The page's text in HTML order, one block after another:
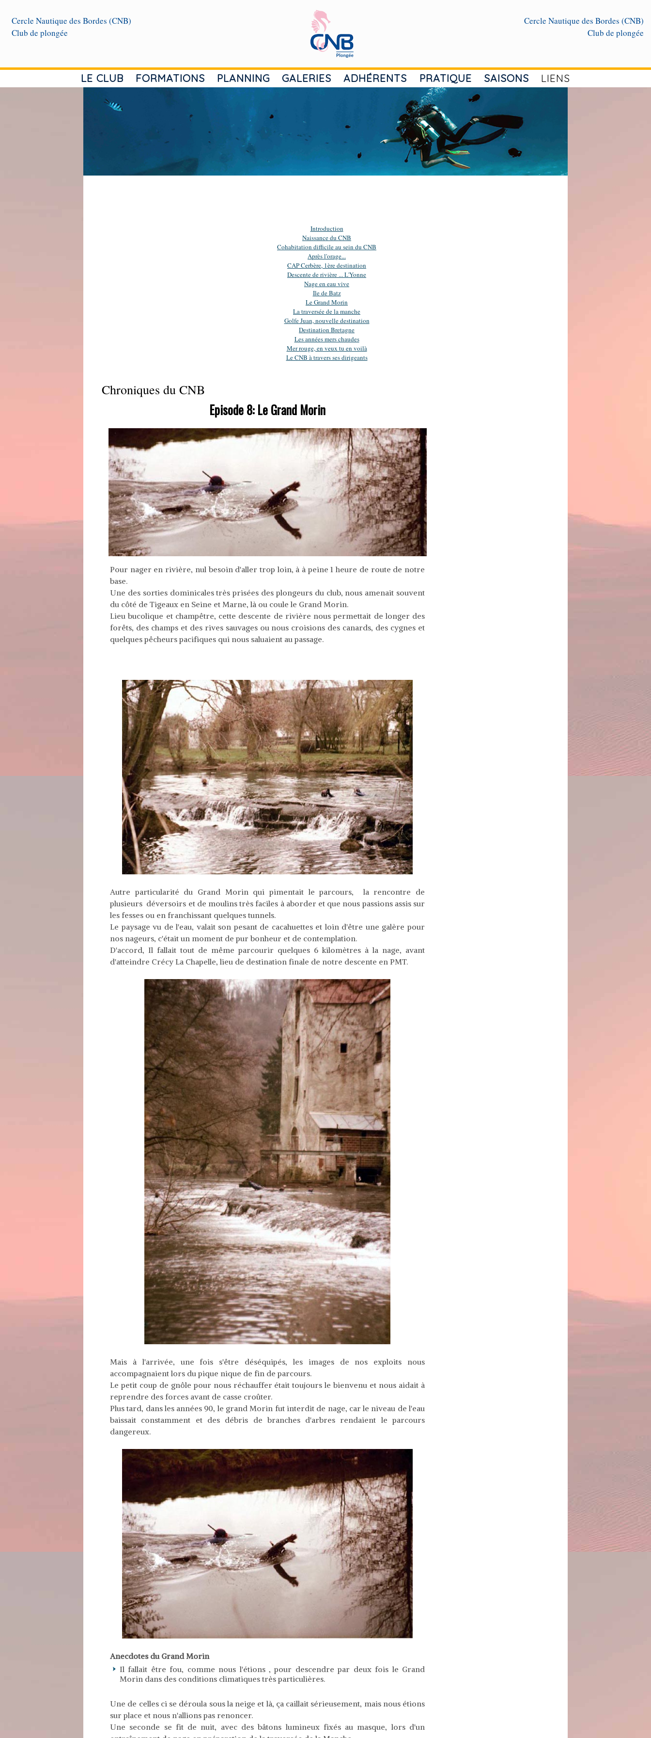
Cercle Nautique des Bordes (CNB)
Club de plongée
Cercle Nautique des Bordes (CNB)
Club de plongée
LE CLUB FORMATIONS PLANNING GALERIES ADHÉRENTS PRATIQUE SAISONS LIENS
Chroniques du CNB
Episode 8: Le Grand Morin
Pour nager en rivière, nul besoin d'aller trop loin, à à peine 1 heure de route de notre
base.
Une des sorties dominicales très prisées des plongeurs du club, nous amenait souvent
du côté de Tigeaux en Seine et Marne, là ou coule le Grand Morin.
Lieu bucolique et champêtre, cette descente de rivière nous permettait de longer des
forêts, des champs et des rives sauvages ou nous croisions des canards, des cygnes et
quelques pêcheurs pacifiques qui nous saluaient au passage.
Autre particularité du Grand Morin qui pimentait le parcours, la rencontre de
plusieurs déversoirs et de moulins très faciles à aborder et que nous passions assis sur
les fesses ou en franchissant quelques tunnels.
Le paysage vu de l'eau, valait son pesant de cacahuettes et loin d'être une galère pour
nos nageurs, c'était un moment de pur bonheur et de contemplation.
D'accord, Il fallait tout de même parcourir quelques 6 kilomètres à la nage, avant
d'atteindre Crécy La Chapelle, lieu de destination finale de notre descente en PMT.
Mais à l'arrivée, une fois s'être déséquipés, les images de nos exploits nous
accompagnaient lors du pique nique de fin de parcours.
Le petit coup de gnôle pour nous réchauffer était toujours le bienvenu et nous aidait à
reprendre des forces avant de casse croûter.
Plus tard, dans les années 90, le grand Morin fut interdit de nage, car le niveau de l'eau
baissait constamment et des débris de branches d'arbres rendaient le parcours
dangereux.
Anecdotes du Grand Morin
Il fallait être fou, comme nous l'étions , pour descendre par deux fois le Grand
Morin dans des conditions climatiques très particulières.
Une de celles ci se déroula sous la neige et là, ça caillait sérieusement, mais nous étions
sur place et nous n'allions pas renoncer.
Une seconde se fit de nuit, avec des bâtons lumineux fixés au masque, lors d'un
Introduction
Naissance du CNB
Cohabitation difficile au sein du CNB
Après l'orage...
CAP Cerbère, 1ère destination
Descente de rivière ... L'Yonne
Nage en eau vive
Ile de Batz
Le Grand Morin
La traversée de la manche
Golfe Juan, nouvelle destination
Destination Bretagne
Les années mers chaudes
Mer rouge, en veux tu en voilà
Le CNB à travers ses dirigeants